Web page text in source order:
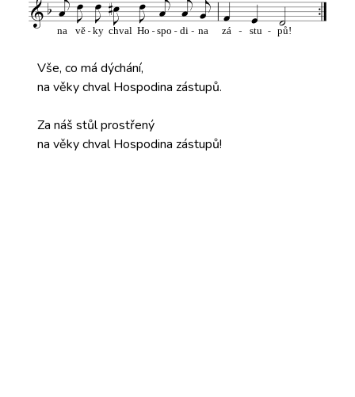
Vše, co má dýchání,
na věkychval Hospodina zástupů.
Za náš stůl prostřený
na věkychval Hospodina zástupů!